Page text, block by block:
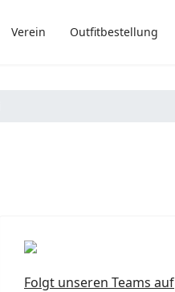
Verein Outfitbestellung
Folgt unseren Teams auf